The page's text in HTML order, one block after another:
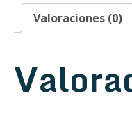
Valoraciones (0)